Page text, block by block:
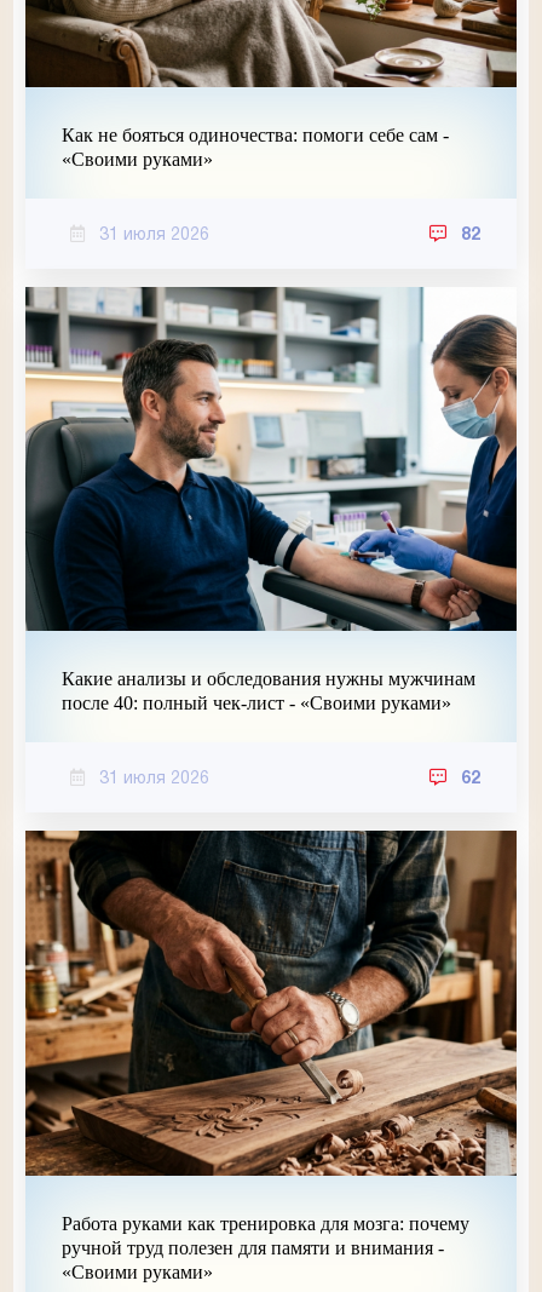
Как не бояться одиночества: помоги себе сам -
«Своими руками»
31 июля 2026 82
Какие анализы и обследования нужны мужчинам
после 40: полный чек-лист - «Своими руками»
31 июля 2026 62
Работа руками как тренировка для мозга: почему
ручной труд полезен для памяти и внимания -
«Своими руками»